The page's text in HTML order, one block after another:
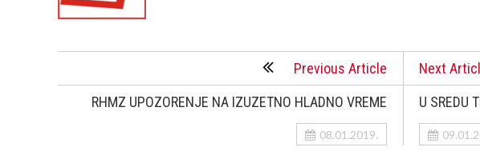
Previous Article
RHMZ UPOZORENJE NA IZUZETNO HLADNO VREME
08.01.2019.
Next
U SREDU